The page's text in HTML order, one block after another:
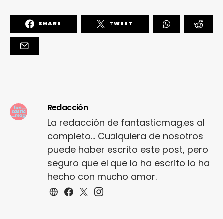
SHARE TWEET
Redacción
La redacción de fantasticmag.es al
completo... Cualquiera de nosotros
puede haber escrito este post, pero
seguro que el que lo ha escrito lo ha
hecho con mucho amor.